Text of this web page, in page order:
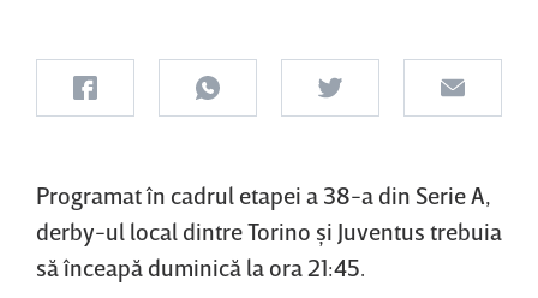
Programat în cadrul etapei a 38-a din Serie A,
derby-ul local dintre Torino şi Juventus trebuia
să înceapă duminică la ora 21:45.